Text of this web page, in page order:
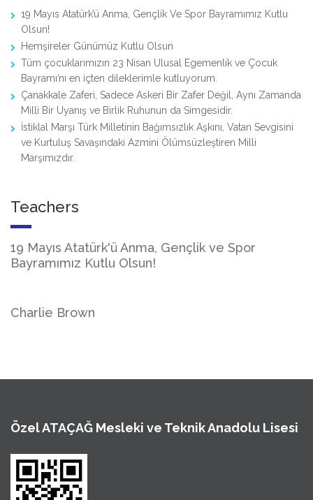
19 Mayıs Atatürk’ü Anma, Gençlik Ve Spor Bayramımız Kutlu
Olsun!
Hemşireler Günümüz Kutlu Olsun
Tüm çocuklarımızın 23 Nisan Ulusal Egemenlik ve Çocuk
Bayramı’nı en içten dileklerimle kutluyorum.
Çanakkale Zaferi, Sadece Askeri Bir Zafer Değil, Aynı Zamanda
Milli Bir Uyanış ve Birlik Ruhunun da Simgesidir.
İstiklal Marşı Türk Milletinin Bağımsızlık Aşkını, Vatan Sevgisini
ve Kurtuluş Savaşındaki Azmini Ölümsüzleştiren Milli
Marşımızdır.
Teachers
19 Mayıs Atatürk'ü Anma, Gençlik ve Spor
Bayramımız Kutlu Olsun!
Charlie Brown
Özel ATAÇAĞ Mesleki ve Teknik Anadolu Lisesi